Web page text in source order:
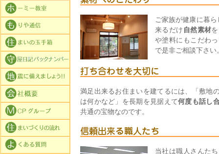
ご家族が健康に暮
来るだけ 自然素材
や塗料にもこだわ
で是非ご相談下さい
満足出来るお住まいを建てるには、「敷地
は何かなど」を長期を見据えて何度も話し
共通の宝物なのです。
当社は職人さんた